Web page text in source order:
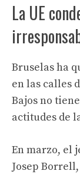
La UE
Bruselas ha
en las calles
Bajos no
actitudes de
En marzo, el
Josep